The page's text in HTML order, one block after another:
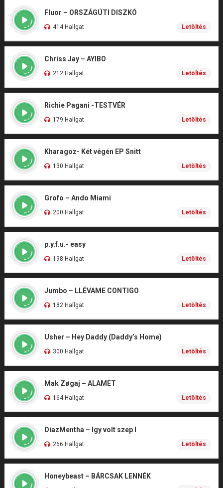
Fluor – ORSZÁGÚTI DISZKÓ
414 Hallgat Letöltés
Chriss Jay – AYIBO
212 Hallgat Letöltés
Richie Pagani -TESTVÉR
179 Hallgat Letöltés
Kharagoz- Két végén EP Snitt
130 Hallgat Letöltés
Grofo – Ando Miami
200 Hallgat Letöltés
p.y.f.u.- easy
198 Hallgat Letöltés
Jumbo – LLÉVAME CONTIGO
182 Hallgat Letöltés
Usher – Hey Daddy (Daddy’s Home)
300 Hallgat Letöltés
Mak Zøgaj – ALAMET
164 Hallgat Letöltés
DiazMentha – Igy volt szep I
266 Hallgat Letöltés
Honeybeast – BÁRCSAK LENNÉK